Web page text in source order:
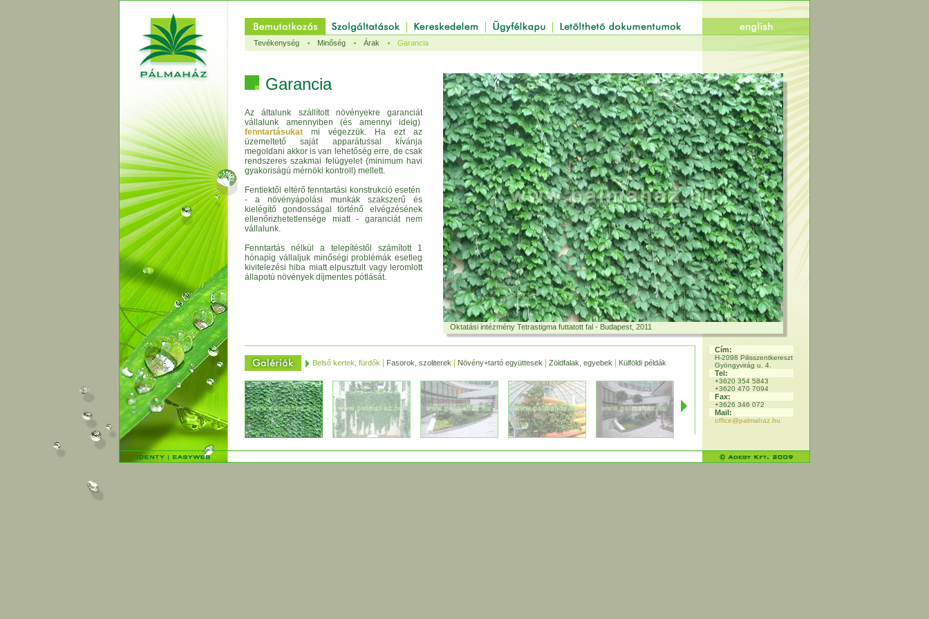
Tevékenység Minőség Árak Garancia
Garancia
Az általunk szállított növényekre garanciát
vállalunk amennyiben (és amennyi ideig)
fenntartásukat mi végezzük. Ha ezt az
üzemeltető saját apparátussal kívánja
megoldani akkor is van lehetőség erre, de csak
rendszeres szakmai felügyelet (minimum havi
gyakoriságú mérnöki kontroll) mellett.
Fentiektől eltérő fenntartási konstrukció esetén
- a növényápolási munkák szakszerű és
kielégítő gondosságal történő elvégzésének
ellenőrizhetetlensége miatt - garanciát nem
vállalunk.
Fenntartás nélkül a telepítéstől számított 1
hónapig vállaljuk minőségi problémák esetleg
kivitelezési hiba miatt elpusztult vagy leromlott
állapotú növények díjmentes pótlását.
Oktatási intézmény Tetrastigma futtatott fal - Budapest, 2011
Belső kertek, fürdők | Fasorok, szoliterek | Növény+tartó együttesek | Zöldfalak, egyebek | Külföldi példák
Cím:
H-2098 Pilisszentkereszt
Gyöngyvirág u. 4.
Tel:
+3620 354 5843
+3620 470 7094
Fax:
+3626 346 072
Mail:
office@palmahaz.hu